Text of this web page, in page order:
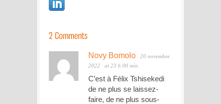
Novy Bomolo
20 novembre
2022
at 23 h 00 min
C’est à Félix Tshisekedi
de ne plus se laissez-
faire, de ne plus sous-